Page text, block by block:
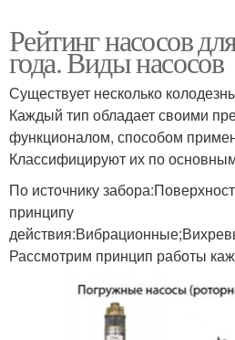
Рейтинг насосов
года. Виды насосов
Существует несколько
Каждый тип обладает своими
функционалом, способом
Классифицируют их по
По источнику
принципу
Рассмотрим принцип работы